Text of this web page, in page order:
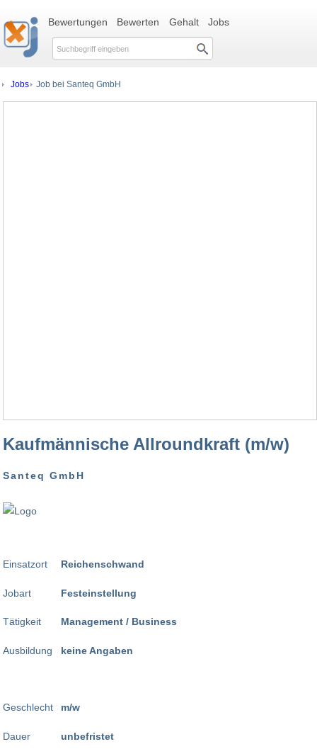
Bewertungen Bewerten Gehalt Jobs
Jobs Job bei Santeq GmbH
Kaufmännische Allroundkraft (m/w)
Santeq GmbH
Einsatzort
Jobart
Tätigkeit
Ausbildung
Geschlecht
Dauer
Reichenschwand
Festeinstellung
Management / Business
keine Angaben
m/w
unbefristet